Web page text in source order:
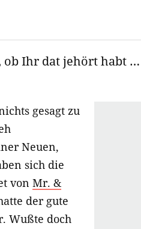
ob Ihr dat jehört habt
gesagt zu
Neuen,
sich die
von Mr. &
der gute
Wußte doch